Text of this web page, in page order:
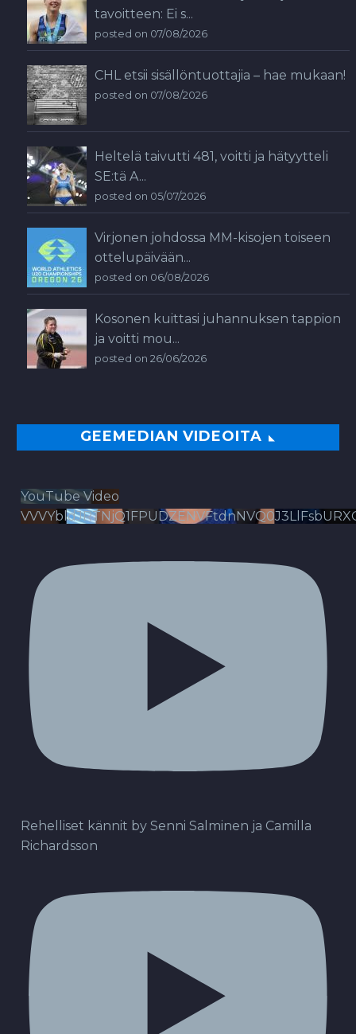
tavoitteen: Ei s...
posted on 07/08/2026
CHL etsii sisällöntuottajia – hae mukaan!
posted on 07/08/2026
Heltelä taivutti 481, voitti ja hätyytteli
SE:tä A...
posted on 05/07/2026
Virjonen johdossa MM-kisojen toiseen
ottelupäivään...
posted on 06/08/2026
Kosonen kuittasi juhannuksen tappion
ja voitti mou...
posted on 26/06/2026
GEEMEDIAN VIDEOITA
YouTube Video
Rehelliset kännit by Senni Salminen ja Camilla
Richardsson